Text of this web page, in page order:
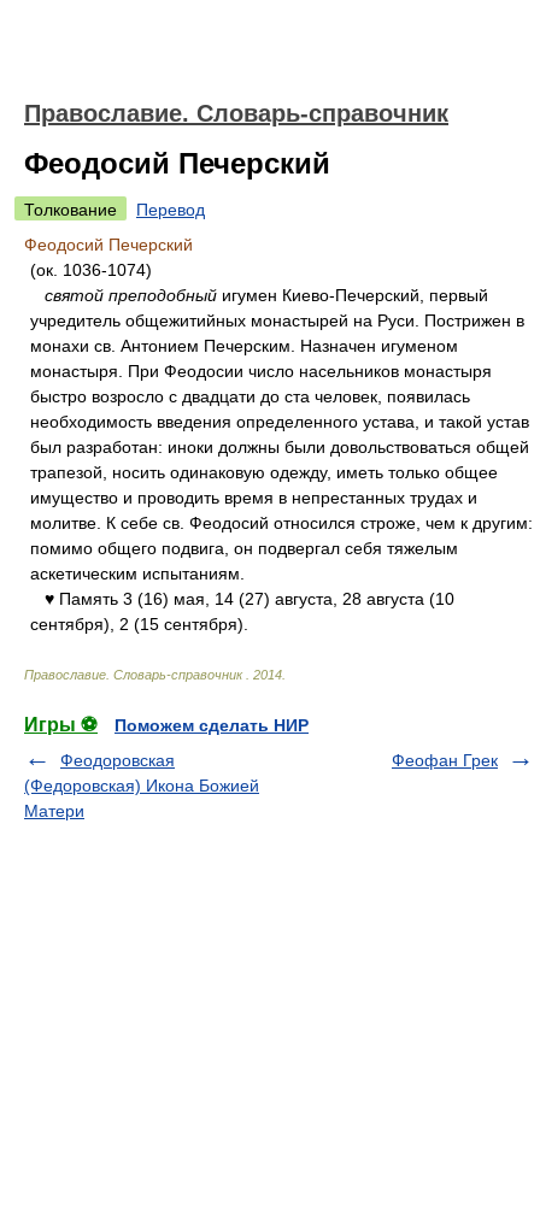
Православие. Словарь-справочник
Феодосий Печерский
Толкование
Перевод
Феодосий Печерский
(ок. 1036-1074)
святой преподобный игумен Киево-Печерский, первый
учредитель общежитийных монастырей на Руси. Пострижен в
монахи св. Антонием Печерским. Назначен игуменом
монастыря. При Феодосии число насельников монастыря
быстро возросло с двадцати до ста человек, появилась
необходимость введения определенного устава, и такой устав
был разработан: иноки должны были довольствоваться общей
трапезой, носить одинаковую одежду, иметь только общее
имущество и проводить время в непрестанных трудах и
молитве. К себе св. Феодосий относился строже, чем к другим:
помимо общего подвига, он подвергал себя тяжелым
аскетическим испытаниям.
♥ Память 3 (16) мая, 14 (27) августа, 28 августа (10
сентября), 2 (15 сентября).
Православие. Словарь-справочник 2014
Игры ⚽
Поможем сделать НИР
Феодоровская
(Федоровская) Икона Божией
Матери
Феофан Грек